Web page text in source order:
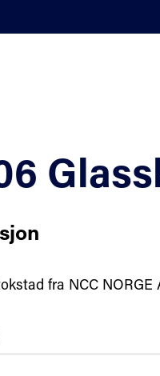
fra NCC NORGE